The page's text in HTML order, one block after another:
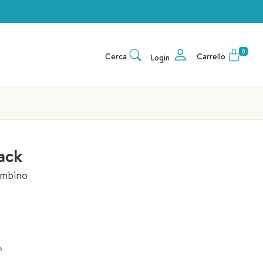
Cerca Login Carrello 0